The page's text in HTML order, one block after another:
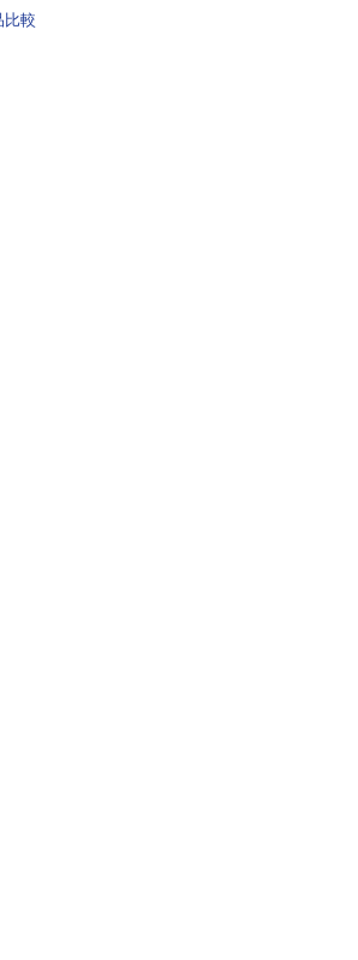
Hyper-V仮想スイッチ「
比較